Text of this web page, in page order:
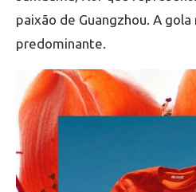
paixão de Guangzhou. A
predominante.